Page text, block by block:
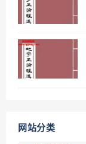
网站分类